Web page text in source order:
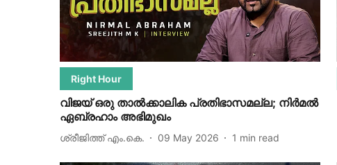
Right Hour
വിജയ് ഒരു താല്‍ക്കാലിക പ്രതിഭാസമല്ല; നിര്‍മല്‍
ഏബ്രഹാം അഭിമുഖം
ശ്രീജിത്ത് എം.കെ. 09 May 2026 1 min read